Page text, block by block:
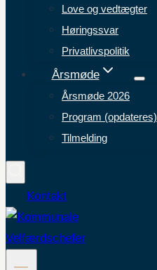
Love og vedtægter
Høringssvar
Privatlivspolitik
Årsmøde
Årsmøde 2026
Program (opdateres)
Tilmelding
Kontakt